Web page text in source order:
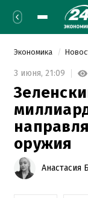
Экономика
3 июня, 21:09
оружия
Анастасия